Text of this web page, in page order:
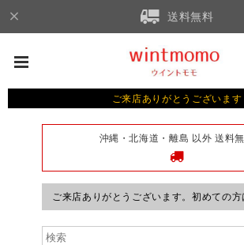
送料無料
ご来店ありがとうございます
沖縄・北海道・離島 以外 送料
ご来店ありがとうございます。初めての方